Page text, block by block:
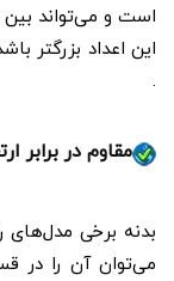
این اعداد بزرگتر
.
مقاوم در برابر
بدنه برخی
می‌توان آن را در